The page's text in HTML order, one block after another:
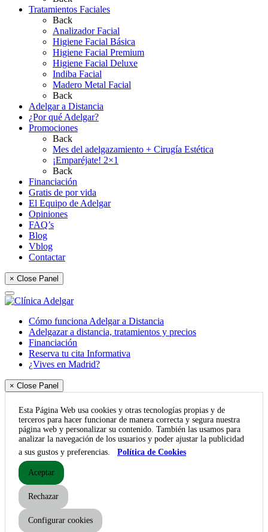
Tratamientos Faciales
Back
Analizador Facial
Higiene Facial Básica
Higiene Facial Premium
Higiene Facial Deluxe
Indiba Facial
Madero Metal Facial
Back
Adelgar a Distancia
¿Por qué Adelgar?
Promociones
Back
Mes del adelgazamiento + Cirugía Estética
¡Emparéjate! 2×1
Back
Financiación
Gratis de por vida
El Equipo de Adelgar
Opiniones
FAQ’s
Blog
Vblog
Contactar
× Close Panel
Cómo funciona Adelgar a Distancia
Adelgazar a distancia, tratamientos y precios
Financiación
Reserva tu cita Informativa
¿Vives en Madrid?
× Close Panel
Esta Página Web usa cookies y otras tecnologías propias y de
terceros para hacer funcionar de manera correcta y segura nuestra
página web y personalizar su contenido. También las usamos para
analizar la navegación de los usuarios y poder ajustar la publicidad
a sus gustos y preferencias.
Política de Cookies
Aceptar
Rechazar
Configurar cookies